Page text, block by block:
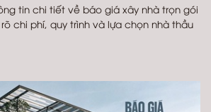
tin chi tiết về báo giá xây nhà trọn gói
chi phí, quy trình và lựa chọn nhà thầu